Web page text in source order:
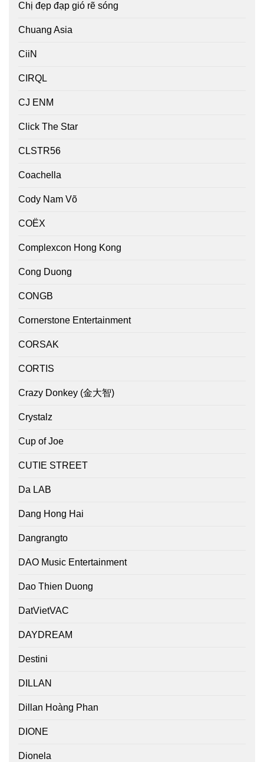
Chị đẹp đạp gió rẽ sóng
Chuang Asia
CiiN
CIRQL
CJ ENM
Click The Star
CLSTR56
Coachella
Cody Nam Võ
COËX
Complexcon Hong Kong
Cong Duong
CONGB
Cornerstone Entertainment
CORSAK
CORTIS
Crazy Donkey (金大智)
Crystalz
Cup of Joe
CUTIE STREET
Da LAB
Dang Hong Hai
Dangrangto
DAO Music Entertainment
Dao Thien Duong
DatVietVAC
DAYDREAM
Destini
DILLAN
Dillan Hoàng Phan
DIONE
Dionela